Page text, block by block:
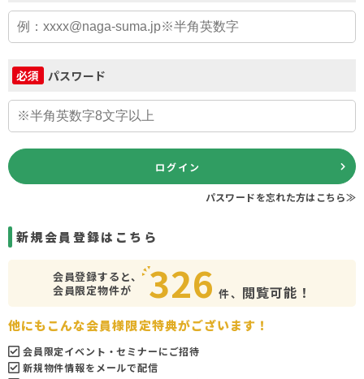
必須 パスワード
ログイン
パスワードを忘れた方はこちら≫
新規会員登録はこちら
会員登録すると、
会員限定物件が
326 件、 閲覧可能！
他にもこんな会員様限定特典がございます！
会員限定イベント・セミナーにご招待
新規物件情報をメールで配信